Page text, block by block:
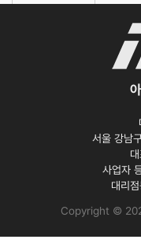
서울 강남
사업자
대리
Copyright ©